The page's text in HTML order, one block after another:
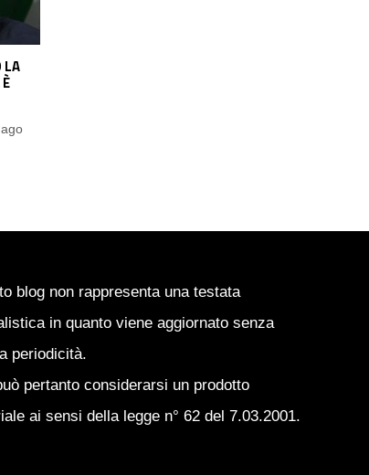
HA PIÙ
ago
blog non rappresenta una testata
in quanto viene aggiornato senza
periodicità.
pertanto considerarsi un prodotto
ai sensi della legge n° 62 del 7.03.2001.